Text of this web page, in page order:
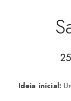
Ideia inicial: